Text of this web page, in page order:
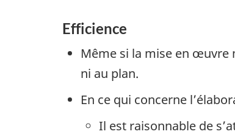
Efficience
Même si la mise en œuvre
ni au plan.
En ce qui concerne
Il est raisonnable de